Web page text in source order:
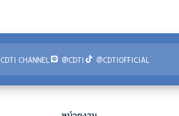
CDTI CHANNEL @CDTI @CDTIOFFICIAL